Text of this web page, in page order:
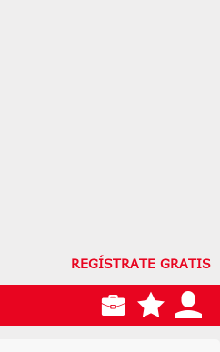
REGÍSTRATE GRATIS